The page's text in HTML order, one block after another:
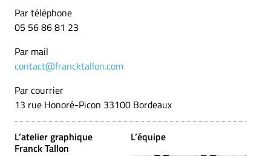
Par téléphone
05 56 86 81 23
Par mail
contact@francktallon.com
Par courrier
13 rue Honoré-Picon 33100 Bordeaux
L’atelier graphique
Franck Tallon
L’équipe